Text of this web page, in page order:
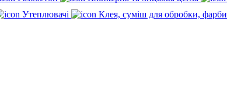
Утеплювачі Клея, суміш для обробки, фарби